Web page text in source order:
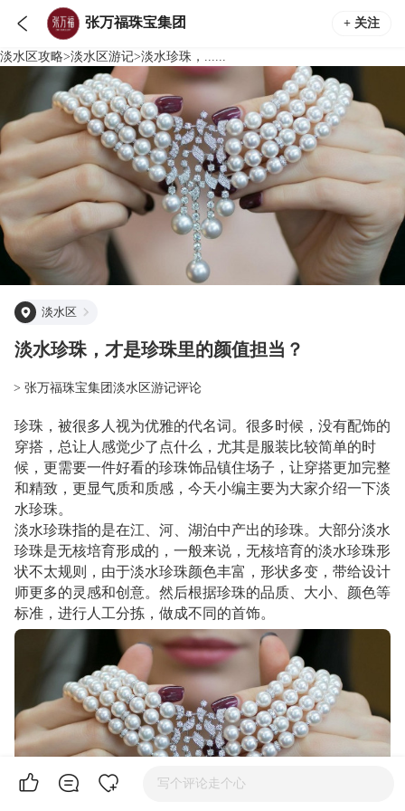
 张万福珠宝集团 + 关注
淡水区攻略>淡水区游记>淡水珍珠，......
淡水区
淡水珍珠，才是珍珠里的颜值担当？
> 张万福珠宝集团淡水区游记评论
珍珠，被很多人视为优雅的代名词。很多时候，没有配饰的
穿搭，总让人感觉少了点什么，尤其是服装比较简单的时
候，更需要一件好看的珍珠饰品镇住场子，让穿搭更加完整
和精致，更显气质和质感，今天小编主要为大家介绍一下淡
水珍珠。
淡水珍珠指的是在江、河、湖泊中产出的珍珠。大部分淡水
珍珠是无核培育形成的，一般来说，无核培育的淡水珍珠形
状不太规则，由于淡水珍珠颜色丰富，形状多变，带给设计
师更多的灵感和创意。然后根据珍珠的品质、大小、颜色等
标准，进行人工分拣，做成不同的首饰。
写个评论走个心